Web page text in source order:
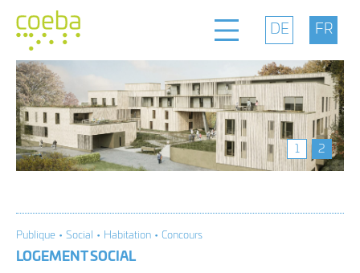
Bureau
Positionnement 1 2
Publique • Social • Habitation • Concours
LOGEMENT SOCIAL